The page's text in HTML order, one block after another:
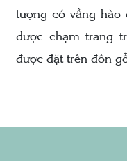
tượng có vầng hào
được chạm trang
được đặt trên đôn